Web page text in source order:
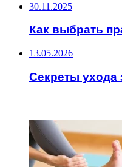
30.11.2025
Как выбрать
13.05.2026
Секреты ухода